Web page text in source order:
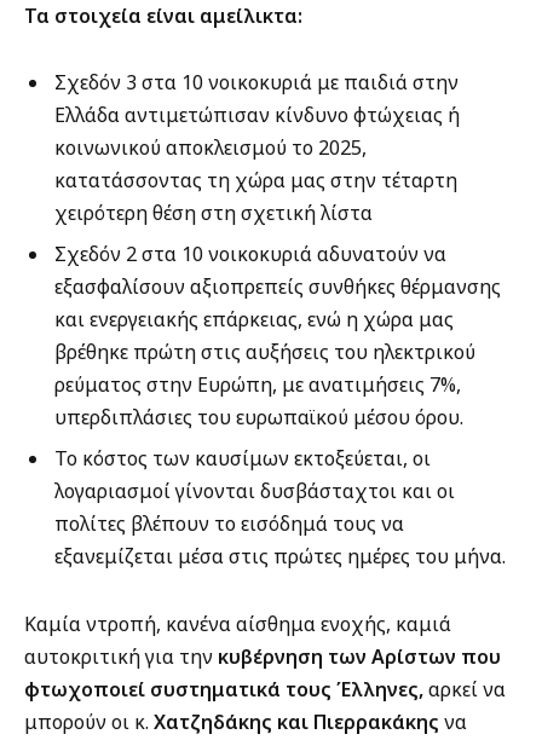
Τα στοιχεία είναι αμείλικτα:
Σχεδόν 3 στα 10 νοικοκυριά με παιδιά στην
Ελλάδα αντιμετώπισαν κίνδυνο φτώχειας ή
κοινωνικού αποκλεισμού το 2025,
κατατάσσοντας τη χώρα μας στην τέταρτη
χειρότερη θέση στη σχετική λίστα
Σχεδόν 2 στα 10 νοικοκυριά αδυνατούν να
εξασφαλίσουν αξιοπρεπείς συνθήκες θέρμανσης
και ενεργειακής επάρκειας, ενώ η χώρα μας
βρέθηκε πρώτη στις αυξήσεις του ηλεκτρικού
ρεύματος στην Ευρώπη, με ανατιμήσεις 7%,
υπερδιπλάσιες του ευρωπαϊκού μέσου όρου.
Το κόστος των καυσίμων εκτοξεύεται, οι
λογαριασμοί γίνονται δυσβάσταχτοι και οι
πολίτες βλέπουν το εισόδημά τους να
εξανεμίζεται μέσα στις πρώτες ημέρες του μήνα.
Καμία ντροπή, κανένα αίσθημα ενοχής, καμιά
αυτοκριτική για την κυβέρνηση των Αρίστων που
φτωχοποιεί συστηματικά τους Έλληνες,αρκεί να
μπορούν οι κ. Χατζηδάκης και Πιερρακάκης να